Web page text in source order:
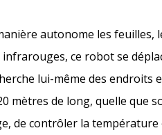
autonome les feuilles,
ce robot se
lui-même des endroits
mètres de long, quelle que
de contrôler la température